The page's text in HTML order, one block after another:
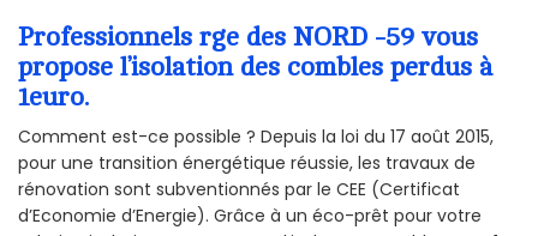
Professionnels rge des NORD -59 vous
propose l’isolation des combles perdus à
1euro.
Comment est-ce possible ? Depuis la loi du 17 août 2015,
pour une transition énergétique réussie, les travaux de
rénovation sont subventionnés par le CEE (Certificat
d’Economie d’Energie). Grâce à un éco-prêt pour votre